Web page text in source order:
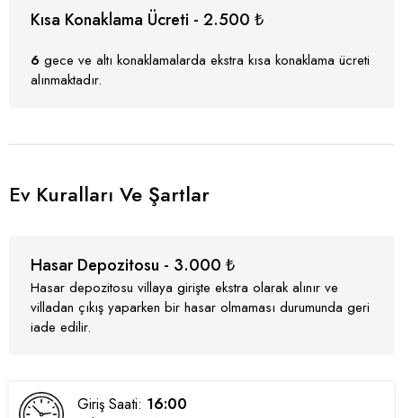
Kısa Konaklama Ücreti - 2.500 ₺
6 gece ve altı konaklamalarda ekstra kısa konaklama ücreti
alınmaktadır.
Ev Kuralları Ve Şartlar
Hasar Depozitosu - 3.000 ₺
Hasar depozitosu villaya girişte ekstra olarak alınır ve
villadan çıkış yaparken bir hasar olmaması durumunda geri
iade edilir.
Giriş Saati: 16:00